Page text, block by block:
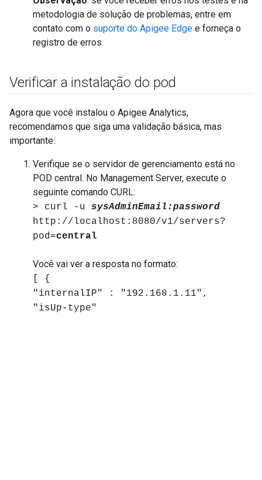
metodologia de solução de problemas, entre em
contato com o suporte do Apigee Edge e forneça o
registro de erros.
Verificar a instalação do pod
Agora que você instalou o Apigee Analytics,
recomendamos que siga uma validação básica, mas
importante:
Verifique se o servidor de gerenciamento está no
POD central. No Management Server, execute o
seguinte comando CURL:
> curl -u sysAdminEmail:password
http://localhost:8080/v1/servers?
pod=central
Você vai ver a resposta no formato:
[ {
"internalIP" : "192.168.1.11",
"isUp-type"